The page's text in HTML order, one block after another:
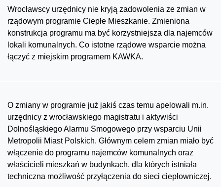
Wrocławscy urzędnicy nie kryją zadowolenia ze zmian w
rządowym programie Ciepłe Mieszkanie. Zmieniona
konstrukcja programu ma być korzystniejsza dla najemców
lokali komunalnych. Co istotne rządowe wsparcie można
łączyć z miejskim programem KAWKA.
O zmiany w programie już jakiś czas temu apelowali m.in.
urzędnicy z wrocławskiego magistratu i aktywiści
Dolnośląskiego Alarmu Smogowego przy wsparciu Unii
Metropolii Miast Polskich. Głównym celem zmian miało być
włączenie do programu najemców komunalnych oraz
właścicieli mieszkań w budynkach, dla których istniała
techniczna możliwość przyłączenia do sieci ciepłowniczej.